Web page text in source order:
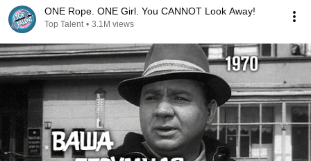
ONE Rope. ONE Girl. You CANNOT Look Away!
Top Talent • 3.1M views